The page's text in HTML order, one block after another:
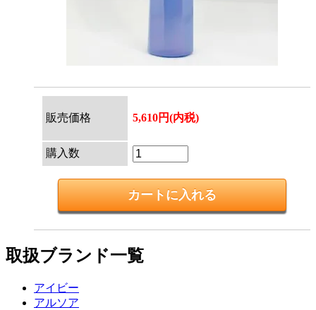
販売価格 5,610円(内税)
購入数
取扱ブランド一覧
アイビー
アルソア